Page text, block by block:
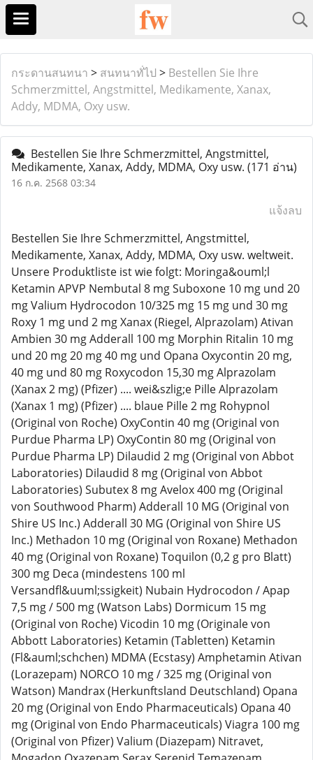
กระดานสนทนา > สนทนาทั่ไป > Bestellen Sie Ihre
Schmerzmittel, Angstmittel, Medikamente, Xanax,
Addy, MDMA, Oxy usw.
Bestellen Sie Ihre Schmerzmittel, Angstmittel,
Medikamente, Xanax, Addy, MDMA, Oxy usw. (171 อ่าน)
16 ก.ค. 2568 03:34
แจ้งลบ
Bestellen Sie Ihre Schmerzmittel, Angstmittel,
Medikamente, Xanax, Addy, MDMA, Oxy usw. weltweit.
Unsere Produktliste ist wie folgt: Moringa&ouml;l
Ketamin APVP Nembutal 8 mg Suboxone 10 mg und 20
mg Valium Hydrocodon 10/325 mg 15 mg und 30 mg
Roxy 1 mg und 2 mg Xanax (Riegel, Alprazolam) Ativan
Ambien 30 mg Adderall 100 mg Morphin Ritalin 10 mg
und 20 mg 20 mg 40 mg und Opana Oxycontin 20 mg,
40 mg und 80 mg Roxycodon 15,30 mg Alprazolam
(Xanax 2 mg) (Pfizer) .... wei&szlig;e Pille Alprazolam
(Xanax 1 mg) (Pfizer) .... blaue Pille 2 mg Rohypnol
(Original von Roche) OxyContin 40 mg (Original von
Purdue Pharma LP) OxyContin 80 mg (Original von
Purdue Pharma LP) Dilaudid 2 mg (Original von Abbot
Laboratories) Dilaudid 8 mg (Original von Abbot
Laboratories) Subutex 8 mg Avelox 400 mg (Original
von Southwood Pharm) Adderall 10 MG (Original von
Shire US Inc.) Adderall 30 MG (Original von Shire US
Inc.) Methadon 10 mg (Original von Roxane) Methadon
40 mg (Original von Roxane) Toquilon (0,2 g pro Blatt)
300 mg Deca (mindestens 100 ml
Versandfl&uuml;ssigkeit) Nubain Hydrocodon / Apap
7,5 mg / 500 mg (Watson Labs) Dormicum 15 mg
(Original von Roche) Vicodin 10 mg (Originale von
Abbott Laboratories) Ketamin (Tabletten) Ketamin
(Fl&auml;schchen) MDMA (Ecstasy) Amphetamin Ativan
(Lorazepam) NORCO 10 mg / 325 mg (Original von
Watson) Mandrax (Herkunftsland Deutschland) Opana
20 mg (Original von Endo Pharmaceuticals) Opana 40
mg (Original von Endo Pharmaceuticals) Viagra 100 mg
(Original von Pfizer) Valium (Diazepam) Nitravet,